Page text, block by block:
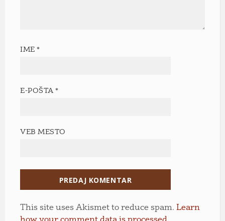
IME*
E-POŠTA*
VEB MESTO
This site uses Akismet to reduce spam. Learn